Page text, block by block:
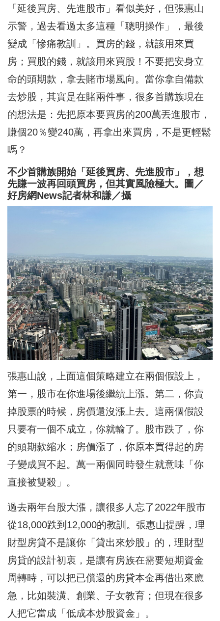
「延後買房、先進股市」看似美好，但張惠山
示警，過去看過太多這種「聰明操作」，最後
變成「慘痛教訓」。買房的錢，就該用來買
房；買股的錢，就該用來買股！不要把安身立
命的頭期款，拿去賭市場風向。當你拿自備款
去炒股，其實是在賭兩件事，很多首購族現在
的想法是：先把原本要買房的200萬丟進股市，
賺個20％變240萬，再拿出來買房，不是更輕鬆
嗎？
不少首購族開始「延後買房、先進股市」，想
先賺一波再回頭買房，但其實風險極大。圖／
好房網News記者林和謙／攝
張惠山說，上面這個策略建立在兩個假設上，
第一，股市在你進場後繼續上漲。第二，你賣
掉股票的時候，房價還沒漲上去。這兩個假設
只要有一個不成立，你就輸了。股市跌了，你
的頭期款縮水；房價漲了，你原本買得起的房
子變成買不起。萬一兩個同時發生就意味「你
直接被雙殺」。
過去兩年台股大漲，讓很多人忘了2022年股市
從18,000跌到12,000的教訓。張惠山提醒，理
財型房貸不是讓你「貸出來炒股」的，理財型
房貸的設計初衷，是讓有房族在需要短期資金
周轉時，可以把已償還的房貸本金再借出來應
急，比如裝潢、創業、子女教育；但現在很多
人把它當成「低成本炒股資金」。